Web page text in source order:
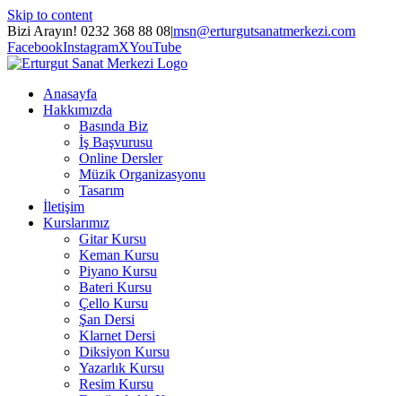
Skip to content
Bizi Arayın! 0232 368 88 08|msn@erturgutsanatmerkezi.com
FacebookInstagramXYouTube
Anasayfa
Hakkımızda
Basında Biz
İş Başvurusu
Online Dersler
Müzik Organizasyonu
Tasarım
İletişim
Kurslarımız
Gitar Kursu
Keman Kursu
Piyano Kursu
Bateri Kursu
Çello Kursu
Şan Dersi
Klarnet Dersi
Diksiyon Kursu
Yazarlık Kursu
Resim Kursu